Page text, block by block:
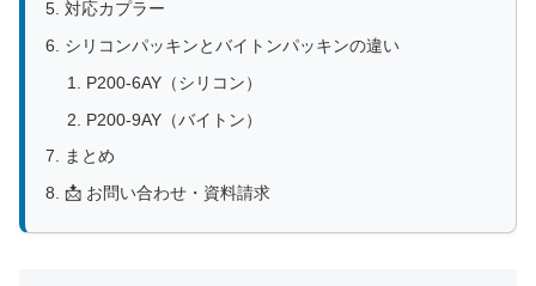
対応カプラー
シリコンパッキンとバイトンパッキンの違い
P200-6AY（シリコン）
P200-9AY（バイトン）
まとめ
📩 お問い合わせ・資料請求